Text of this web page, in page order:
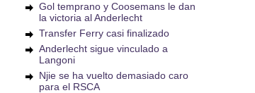
Gol temprano y Coosemans le dan
la victoria al Anderlecht
Transfer Ferry casi finalizado
Anderlecht sigue vinculado a
Langoni
Njie se ha vuelto demasiado caro
para el RSCA